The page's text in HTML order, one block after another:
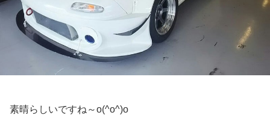
素晴らしいですね～o(^o^)o